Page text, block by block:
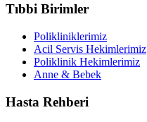
Tıbbi Birimler
Polikliniklerimiz
Acil Servis Hekimlerimiz
Poliklinik Hekimlerimiz
Anne & Bebek
Hasta Rehberi